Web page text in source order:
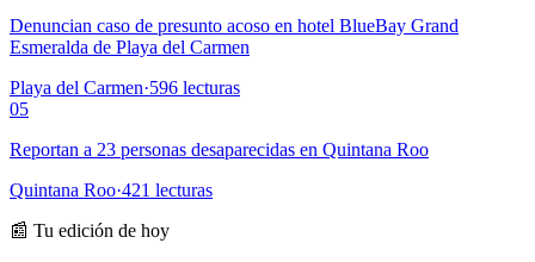
Denuncian caso de presunto acoso en hotel BlueBay Grand
Esmeralda de Playa del Carmen
Playa del Carmen·596 lecturas
05
Reportan a 23 personas desaparecidas en Quintana Roo
Quintana Roo·421 lecturas
📰 Tu edición de hoy